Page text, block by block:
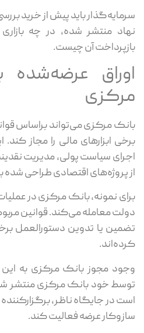
سرمایه‌گذار باید پیش از خرید
نهاد منتشر شده، در چه
بازپرداخت آن چیست.
اوراق عرضه‌شده
مرکزی
بانک مرکزی می‌تواند براساس
برخی ابزارهای مالی را مجاز
اجرای سیاست پولی، مدیریت
از پروژه‌های اقتصادی طراحی شده
برای نمونه، بانک مرکزی در عملیات
دولت معامله می‌کند. قوانین
تضمین یا تدوین دستورالعمل
کرده‌اند.
وجود مجوز بانک مرکزی به
توسط خود بانک مرکزی منتشر
است در جایگاه ناظر،
سازوکار عرضه فعالیت کند.